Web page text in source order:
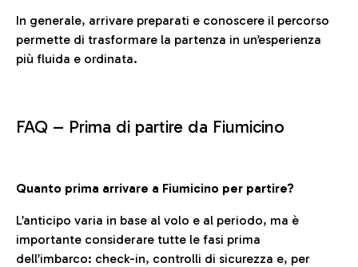
In generale, arrivare preparati e conoscere il percorso
permette di trasformare la partenza in un’esperienza
più fluida e ordinata.
FAQ – Prima di partire da Fiumicino
Quanto prima arrivare a Fiumicino per partire?
L’anticipo varia in base al volo e al periodo, ma è
importante considerare tutte le fasi prima
dell’imbarco: check-in, controlli di sicurezza e, per